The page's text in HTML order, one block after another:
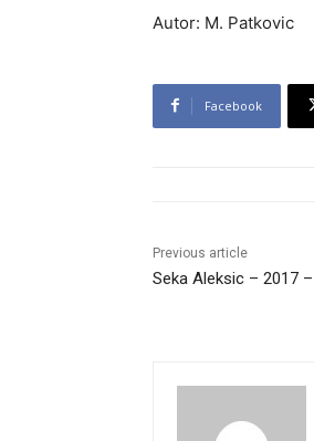
Autor: M. Patkovic
Facebook
Previous article
Seka Aleksic – 2017